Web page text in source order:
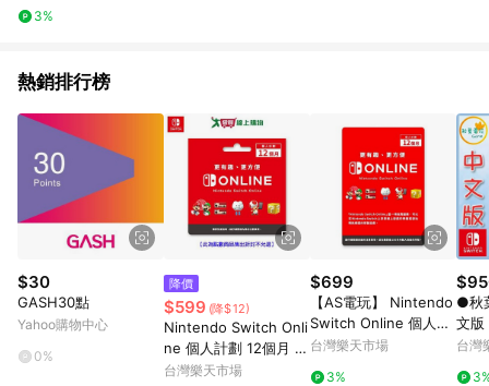
3%
熱銷排行榜
$30
GASH30點
Yahoo購物中心
0%
降價
$599 (降$12)
Nintendo Switch Onli
ne 個人計劃 12個月 實
體序號卡【愛買】
台灣樂天市場
$699
【AS電玩】 Nintendo
Switch Online 個人計
劃 12 個月 實體票卡 N
台灣樂天市場
3%
●秋
文版
台灣